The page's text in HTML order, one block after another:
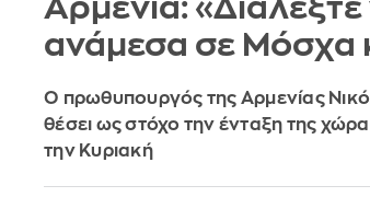
Αρμενία:
ανάμεσα σε Μόσχα
Ο πρωθυπουργός της Αρμενίας
θέσει ως στόχο την ένταξη της
την Κυριακή